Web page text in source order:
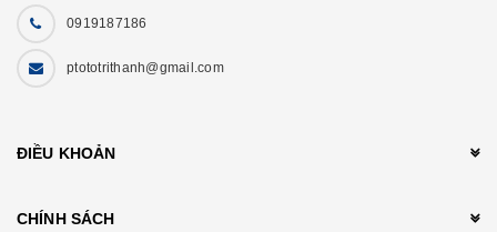
0919187186
ptototrithanh@gmail.com
ĐIỀU KHOẢN
CHÍNH SÁCH